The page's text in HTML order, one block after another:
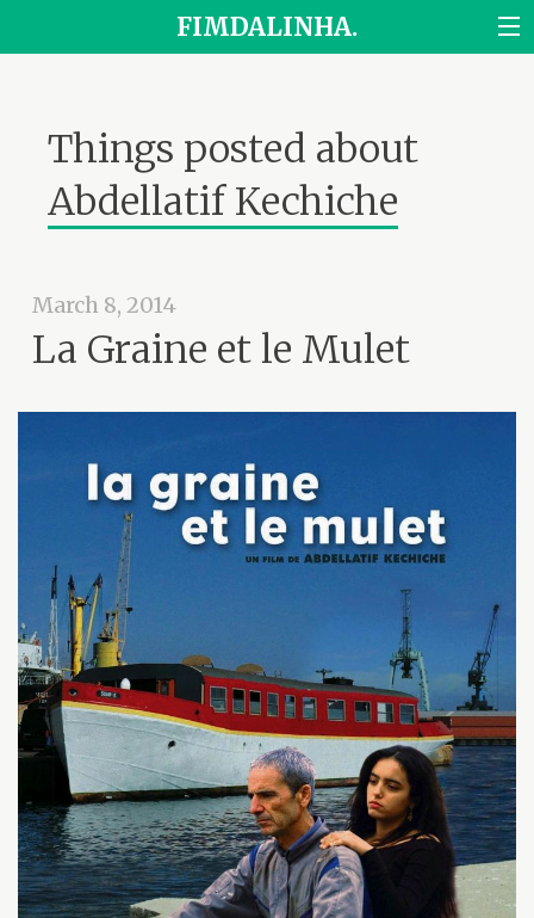
FIMDALINHA.
Things posted about
Abdellatif Kechiche
March 8, 2014
La Graine et le Mulet